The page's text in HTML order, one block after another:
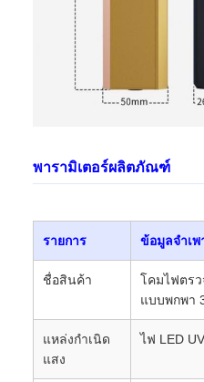
พารามิเตอร์ผลิตภัณฑ์
รายการ ข้อมูลจำเพ
ชื่อสินค้า
โคมไฟตร
แบบพกพา
แหล่งกำเนิด
แสง
ไฟ LED